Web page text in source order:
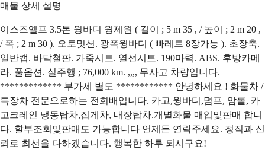
매물 상세 설명
이스즈엘프 3.5톤 윙바디 윙제원 ( 길이 ; 5 m 35 , / 높이 ; 2 m 20 ,
/ 폭 ; 2 m 30 ). 오토밋션. 광폭윙바디 ( 빠레트 8장가능 ). 초장축.
일반캡. 바닥철판. 가죽시트. 열선시트. 190마력. ABS. 후방카메
라. 풀옵션. 실주행 ; 76,000 km. ,,,, 무사고 차량입니다.
************* 부가세 별도 ************ 안녕하세요 ! 화물차 /
특장차 전문으로하는 전희배입니다. 카고,윙바디,덤프, 암롤, 카
고크레인 냉동탑차,집게차, 내장탑차.개별화물 매입및판매 합니
다. 할부조회및판매도 가능합니다 언제든 연락주세요. 정직과 신
뢰로 최선을 다하겠습니다. 행복한 하루 되시구요!